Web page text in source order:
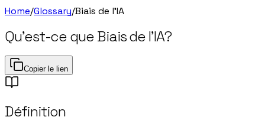
Home/Glossary/Biais de l'IA
Qu'est-ce queBiais de l'IA?
Copier le lien
Définition